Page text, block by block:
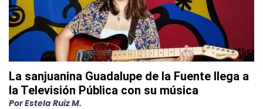
La sanjuanina Guadalupe de la Fuente llega a
la Televisión Pública con su música
PorEstela Ruiz M.